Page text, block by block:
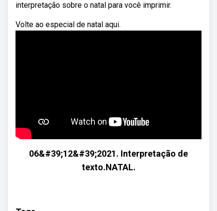
interpretação sobre o natal para você imprimir.
Volte ao especial de natal aqui.
06&#39;12&#39;2021. Interpretação de
texto.NATAL.